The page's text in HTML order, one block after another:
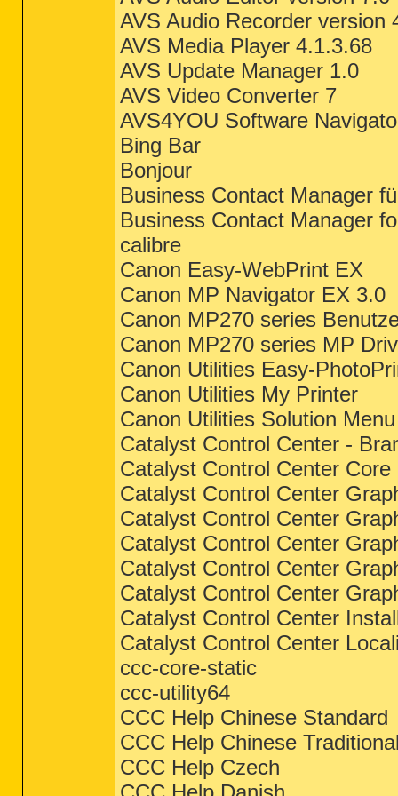
AVS Audio Recorder version
AVS Media Player 4.1.3.68
AVS Update Manager 1.0
AVS Video Converter 7
AVS4YOU Software
Bing Bar
Bonjour
Business Contact Manager
Business Contact Manager
calibre
Canon Easy-WebPrint EX
Canon MP Navigator EX 3.0
Canon MP270 series
Canon MP270 series MP
Canon Utilities Easy-
Canon Utilities My Printer
Canon Utilities Solution Menu
Catalyst Control Center -
Catalyst Control Center
Catalyst Control Center
Catalyst Control Center
Catalyst Control Center
Catalyst Control Center
Catalyst Control Center
Catalyst Control Center
Catalyst Control Center
ccc-core-static
ccc-utility64
CCC Help Chinese Standard
CCC Help Chinese
CCC Help Czech